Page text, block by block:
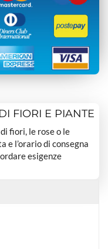
FIORI E PIANTE
fiori, le rose o le
e l’orario di consegna
esigenze